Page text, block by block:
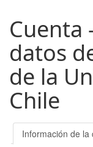
Cuenta
datos
de la
Chile
Información de la